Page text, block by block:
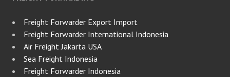
Freight Forwarder Export Import
Freight Forwarder International Indonesia
Air Freight Jakarta USA
Sea Freight Indonesia
Freight Forwarder Indonesia